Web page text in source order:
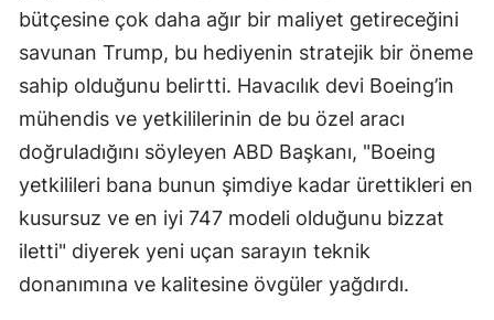
bütçesine çok daha ağır bir maliyet getireceğini
savunan Trump, bu hediyenin stratejik bir öneme
sahip olduğunu belirtti. Havacılık devi Boeing’in
mühendis ve yetkililerinin de bu özel aracı
doğruladığını söyleyen ABD Başkanı, "Boeing
yetkilileri bana bunun şimdiye kadar ürettikleri en
kusursuz ve en iyi 747 modeli olduğunu bizzat
iletti" diyerek yeni uçan sarayın teknik
donanımına ve kalitesine övgüler yağdırdı.